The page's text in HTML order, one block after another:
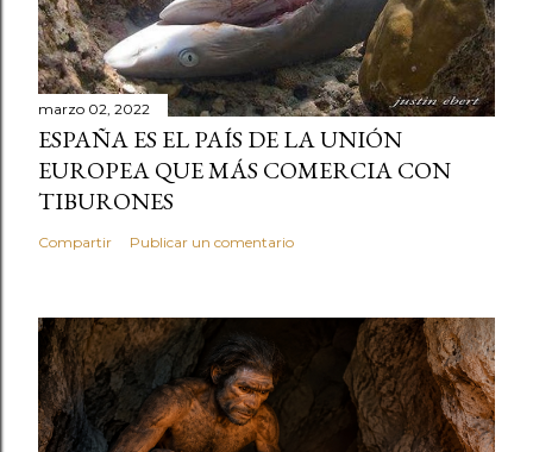
marzo 02, 2022
ESPAÑA ES EL PAÍS DE LA UNIÓN
EUROPEA QUE MÁS COMERCIA CON
TIBURONES
Compartir Publicar un comentario